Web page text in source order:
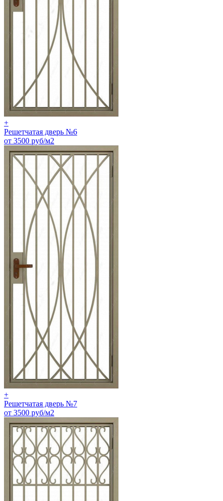
+
Решетчатая дверь №6
от 3500 руб/м2
+
Решетчатая дверь №7
от 3500 руб/м2